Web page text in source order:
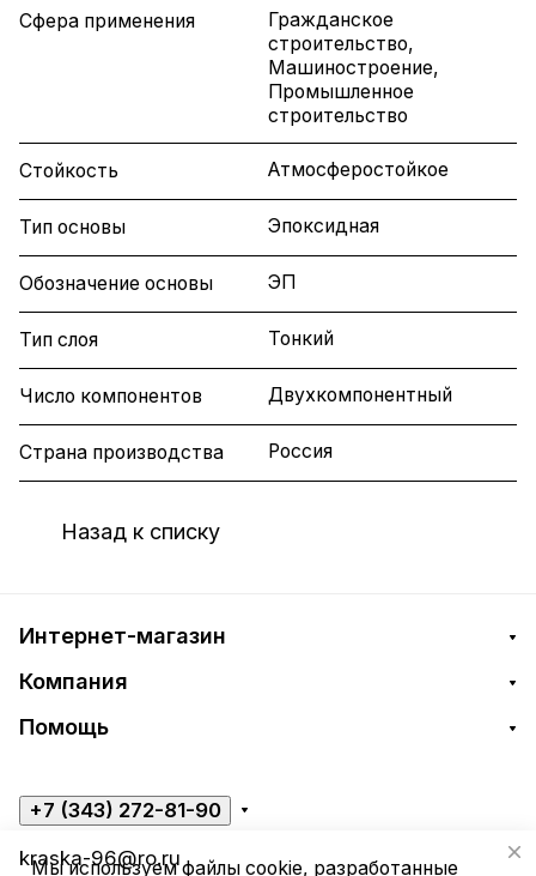
Сфера применения
Гражданское
строительство,
Машиностроение,
Промышленное
строительство
Стойкость Атмосферостойкое
Тип основы Эпоксидная
Обозначение основы ЭП
Тип слоя Тонкий
Число компонентов Двухкомпонентный
Страна производства Россия
Назад к списку
Интернет-магазин
Компания
Помощь
+7 (343) 272-81-90
kraska-96@ro.ru
Мы используем файлы cookie, разработанные